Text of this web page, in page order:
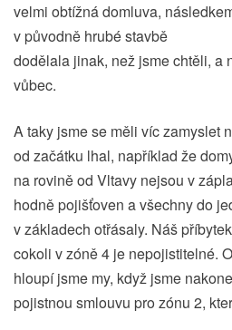
velmi obtížná domluva,
v původně hrubé stavbě
dodělala jinak, než jsme chtěli, a
vůbec.
A taky jsme se měli víc zamyslet
od začátku lhal, například že
na rovině od Vltavy nejsou v
hodně pojišťoven a všechny do
v základech otřásaly. Náš
cokoli v zóně 4 je nepojistitelné.
hloupí jsme my, když jsme
pojistnou smlouvu pro zónu 2,